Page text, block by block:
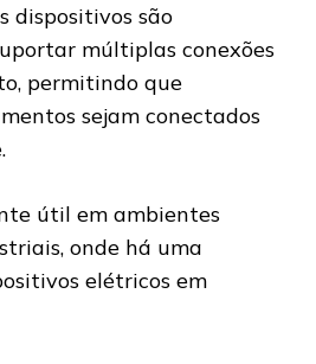
dispositivos são
múltiplas conexões
permitindo que
sejam conectados
útil em ambientes
onde há uma
elétricos em